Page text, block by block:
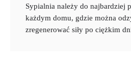
Sypialnia należy do najbardziej
każdym domu, gdzie można
zregenerować siły po ciężkim